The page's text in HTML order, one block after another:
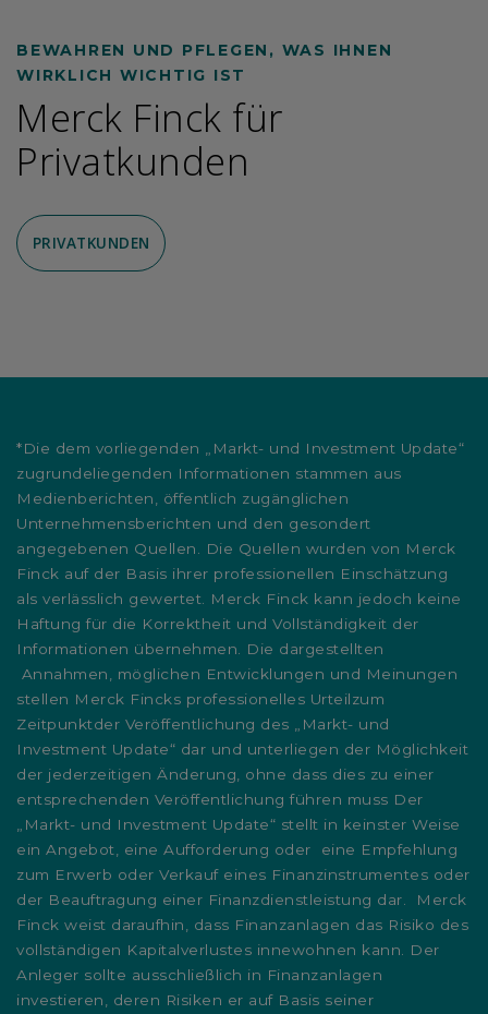
BEWAHREN UND PFLEGEN, WAS IHNEN
WIRKLICH WICHTIG IST
Merck Finck für
Privatkunden
PRIVATKUNDEN
*Die dem vorliegenden „Markt- und Investment Update“
zugrundeliegenden Informationen stammen aus
Medienberichten, öffentlich zugänglichen
Unternehmensberichten und den gesondert
angegebenen Quellen. Die Quellen wurden von Merck
Finck auf der Basis ihrer professionellen Einschätzung
als verlässlich gewertet. Merck Finck kann jedoch keine
Haftung für die Korrektheit und Vollständigkeit der
Informationen übernehmen. Die dargestellten
Annahmen, möglichen Entwicklungen und Meinungen
stellen Merck Fincks professionelles Urteilzum
Zeitpunktder Veröffentlichung des „Markt- und
Investment Update“ dar und unterliegen der Möglichkeit
der jederzeitigen Änderung, ohne dass dies zu einer
entsprechenden Veröffentlichung führen muss Der
„Markt- und Investment Update“ stellt in keinster Weise
ein Angebot, eine Aufforderung oder eine Empfehlung
zum Erwerb oder Verkauf eines Finanzinstrumentes oder
der Beauftragung einer Finanzdienstleistung dar. Merck
Finck weist daraufhin, dass Finanzanlagen das Risiko des
vollständigen Kapitalverlustes innewohnen kann. Der
Anleger sollte ausschließlich in Finanzanlagen
investieren, deren Risiken er auf Basis seiner